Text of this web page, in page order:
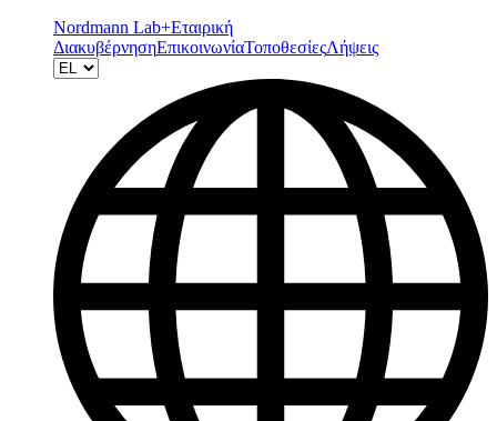
Nordmann Lab+Εταιρική
ΔιακυβέρνησηΕπικοινωνίαΤοποθεσίεςΛήψεις